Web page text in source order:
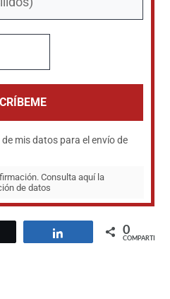
mis datos para el envío de
Consulta aquí la
de datos
Compartir 0
COMPARTIR